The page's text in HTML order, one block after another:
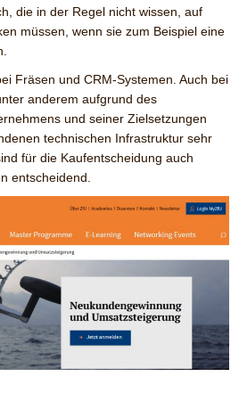
die in der Regel nicht wissen, auf
müssen, wenn sie zum Beispiel eine
Fräsen und CRM-Systemen. Auch bei
anderem aufgrund des
und seiner Zielsetzungen
technischen Infrastruktur sehr
für die Kaufentscheidung auch
entscheidend.